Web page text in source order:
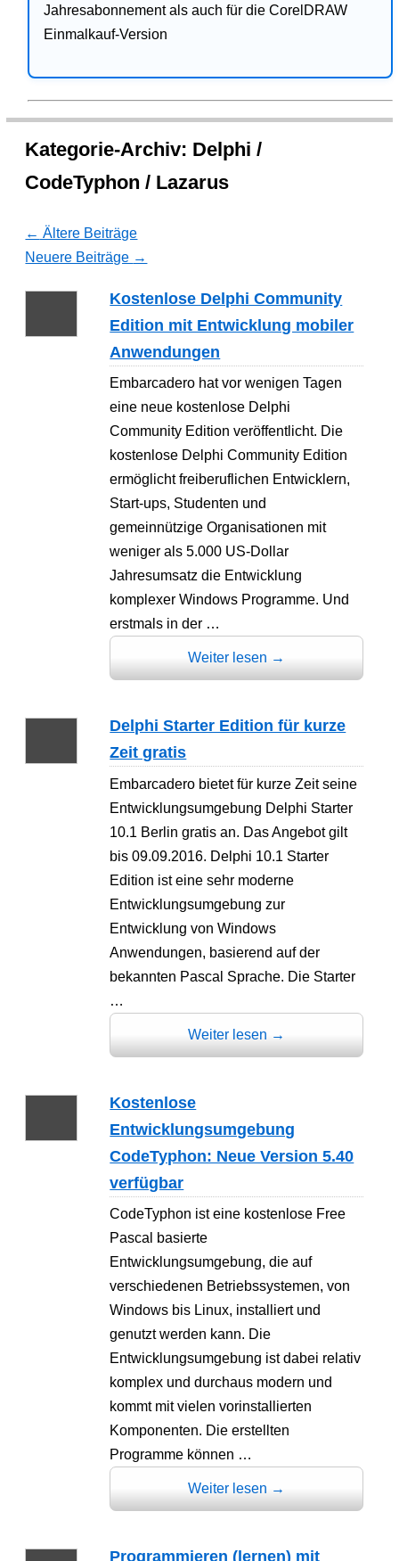
Jahresabonnement als auch für die CorelDRAW
Einmalkauf-Version
Kategorie-Archiv: Delphi /
CodeTyphon / Lazarus
← Ältere Beiträge
Neuere Beiträge →
Kostenlose Delphi Community
Edition mit Entwicklung mobiler
Anwendungen
Embarcadero hat vor wenigen Tagen
eine neue kostenlose Delphi
Community Edition veröffentlicht. Die
kostenlose Delphi Community Edition
ermöglicht freiberuflichen Entwicklern,
Start-ups, Studenten und
gemeinnützige Organisationen mit
weniger als 5.000 US-Dollar
Jahresumsatz die Entwicklung
komplexer Windows Programme. Und
erstmals in der …
Weiter lesen →
Delphi Starter Edition für kurze
Zeit gratis
Embarcadero bietet für kurze Zeit seine
Entwicklungsumgebung Delphi Starter
10.1 Berlin gratis an. Das Angebot gilt
bis 09.09.2016. Delphi 10.1 Starter
Edition ist eine sehr moderne
Entwicklungsumgebung zur
Entwicklung von Windows
Anwendungen, basierend auf der
bekannten Pascal Sprache. Die Starter
…
Weiter lesen →
Kostenlose
Entwicklungsumgebung
CodeTyphon: Neue Version 5.40
verfügbar
CodeTyphon ist eine kostenlose Free
Pascal basierte
Entwicklungsumgebung, die auf
verschiedenen Betriebssystemen, von
Windows bis Linux, installiert und
genutzt werden kann. Die
Entwicklungsumgebung ist dabei relativ
komplex und durchaus modern und
kommt mit vielen vorinstallierten
Komponenten. Die erstellten
Programme können …
Weiter lesen →
Programmieren (lernen) mit